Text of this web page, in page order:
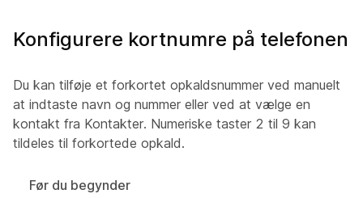
Konfigurere kortnumre på telefonen
Du kan tilføje et forkortet opkaldsnummer ved manuelt
at indtaste navn og nummer eller ved at vælge en
kontakt fra Kontakter. Numeriske taster 2 til 9 kan
tildeles til forkortede opkald.
Før du begynder